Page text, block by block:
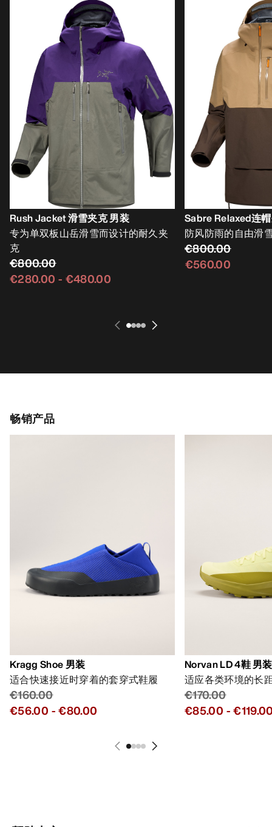
Rush Jacket 滑雪夹克 男装
专为单双板山岳滑雪而设计的耐久夹
克
€800.00
€280.00 - €480.00
Sabre Relaxed连
防风防雨的自由滑
€800.00
€560.00
畅销产品
Kragg Shoe 男装
适合快速接近时穿着的套穿式鞋履
€160.00
€56.00 -€80.00
Norvan LD 4鞋 男装
适应各类环境的长
€170.00
€85.00 -